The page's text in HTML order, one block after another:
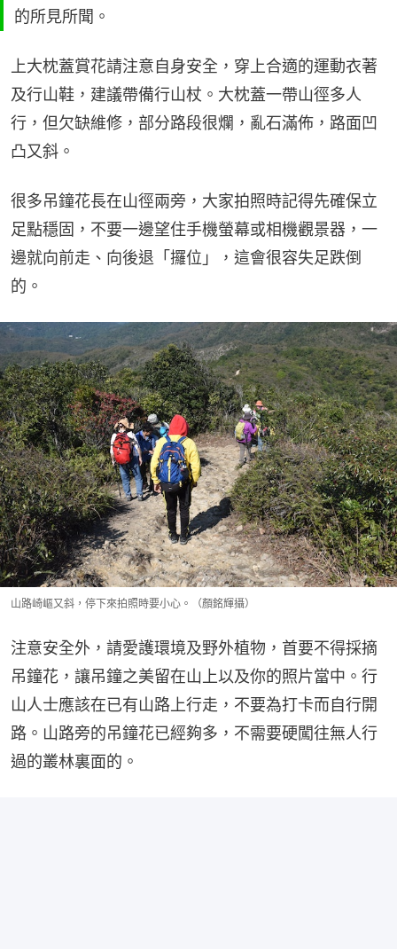
的所見所聞。
上大枕蓋賞花請注意自身安全，穿上合適的運動衣著
及行山鞋，建議帶備行山杖。大枕蓋一帶山徑多人
行，但欠缺維修，部分路段很爛，亂石滿佈，路面凹
凸又斜。
很多吊鐘花長在山徑兩旁，大家拍照時記得先確保立
足點穩固，不要一邊望住手機螢幕或相機觀景器，一
邊就向前走、向後退「攞位」，這會很容失足跌倒
的。
山路崎嶇又斜，停下來拍照時要小心。（顏銘輝攝）
注意安全外，請愛護環境及野外植物，首要不得採摘
吊鐘花，讓吊鐘之美留在山上以及你的照片當中。行
山人士應該在已有山路上行走，不要為打卡而自行開
路。山路旁的吊鐘花已經夠多，不需要硬闖往無人行
過的叢林裏面的。